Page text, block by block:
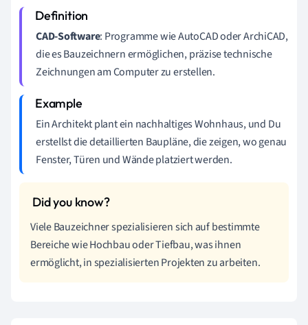
CAD-Software: Programme wie AutoCAD oder ArchiCAD,
die es Bauzeichnern ermöglichen, präzise technische
Zeichnungen am Computer zu erstellen.
Ein Architekt plant ein nachhaltiges Wohnhaus, und Du
erstellst die detaillierten Baupläne, die zeigen, wo genau
Fenster, Türen und Wände platziert werden.
Viele Bauzeichner spezialisieren sich auf bestimmte
Bereiche wie Hochbau oder Tiefbau, was ihnen
ermöglicht, in spezialisierten Projekten zu arbeiten.